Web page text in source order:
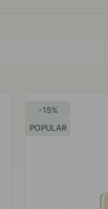
15
POPULAR